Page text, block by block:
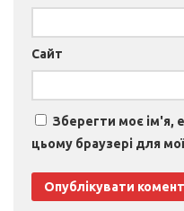
Сайт
Зберегти моє ім'я,
цьому браузері для